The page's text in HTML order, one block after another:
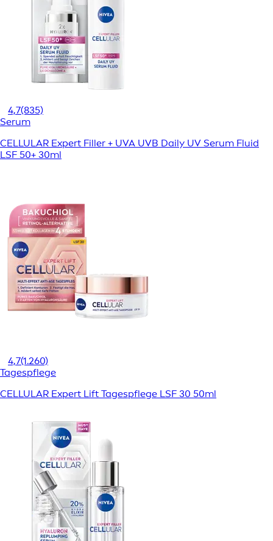
4,7(835)
Serum
CELLULAR Expert Filler + UVA UVB Daily UV Serum Fluid
LSF 50+ 30ml
4,7(1.260)
Tagespflege
CELLULAR Expert Lift Tagespflege LSF 30 50ml